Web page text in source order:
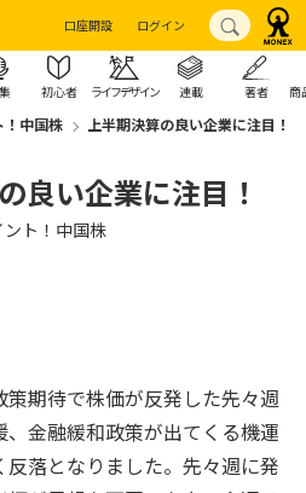
口座開設 ログイン
初心者 ライフデザイン 連載 著者 商
！中国株 上半期決算の良い企業に注目！
良い企業に注目！
ト！中国株
期待で株価が反発した先々週
金融緩和政策が出てくる機運
落となりました。先々週に発